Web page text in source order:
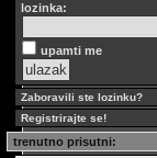
lozinka:
upamti me
Zaboravili ste lozinku?
Registrirajte se!
trenutno prisutni: